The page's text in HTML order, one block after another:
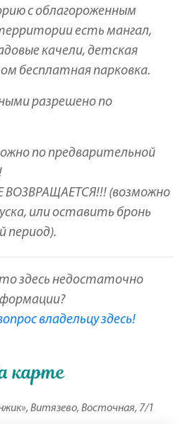
с облагороженным
есть мангал,
качели, детская
бесплатная парковка.
разрешено по
по предварительной
ВОЗВРАЩАЕТСЯ!!! (возможно
или оставить бронь
период).
здесь недостаточно
владельцу здесь!
карте
Витязево, Восточная, 7/1